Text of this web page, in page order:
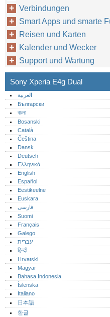
Verbindungen
Smart Apps und smarte
Reisen und Karten
Kalender und Wecker
Support und Wartung
Sony Xperia E4g Dual
العربية
Български
বাংলা
Bosanski
Català
Čeština
Dansk
Deutsch
Ελληνικά
English
Español
Eestikeelne
Euskara
فارسی
Suomi
Français
Galego
עברית
हिन्दी
Hrvatski
Magyar
Bahasa Indonesia
Íslenska
Italiano
日本語
한글